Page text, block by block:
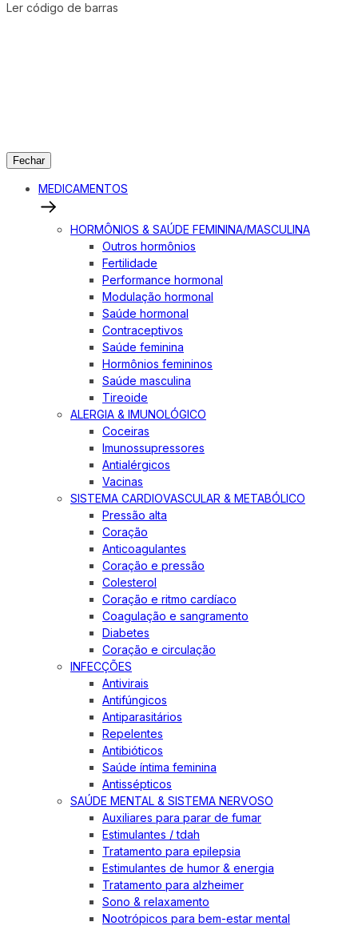
Ler código de barras
Fechar
MEDICAMENTOS
HORMÔNIOS & SAÚDE FEMININA/MASCULINA
Outros hormônios
Fertilidade
Performance hormonal
Modulação hormonal
Saúde hormonal
Contraceptivos
Saúde feminina
Hormônios femininos
Saúde masculina
Tireoide
ALERGIA & IMUNOLÓGICO
Coceiras
Imunossupressores
Antialérgicos
Vacinas
SISTEMA CARDIOVASCULAR & METABÓLICO
Pressão alta
Coração
Anticoagulantes
Coração e pressão
Colesterol
Coração e ritmo cardíaco
Coagulação e sangramento
Diabetes
Coração e circulação
INFECÇÕES
Antivirais
Antifúngicos
Antiparasitários
Repelentes
Antibióticos
Saúde íntima feminina
Antissépticos
SAÚDE MENTAL & SISTEMA NERVOSO
Auxiliares para parar de fumar
Estimulantes / tdah
Tratamento para epilepsia
Estimulantes de humor & energia
Tratamento para alzheimer
Sono & relaxamento
Nootrópicos para bem-estar mental